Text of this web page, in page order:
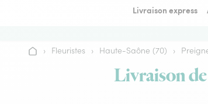
Livraison express
Accueil
› Fleuristes › Haute-Saône (70) ›
Livraison